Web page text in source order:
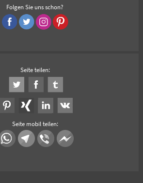
Folgen Sie uns schon?
Seite teilen:
Seite mobil teilen: